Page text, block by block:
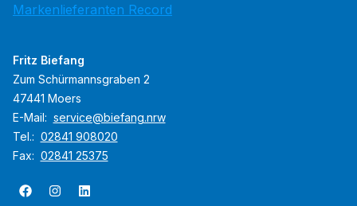
Markenlieferanten Record
Fritz Biefang
Zum Schür­manns­gra­ben 2
47441 Moers
E-Mail: service@biefang.nrw
Tel.: 02841 908020
Fax: 02841 25375